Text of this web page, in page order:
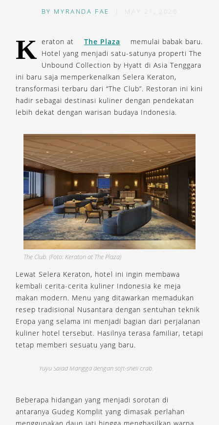
BY MYRANDA FAE MAY 21, 2026
K eraton at The Plaza
memulai babak baru.
Hotel yang menjadi satu-satunya properti The
Unbound Collection by Hyatt di Asia Tenggara
ini baru saja memperkenalkan Selera Keraton,
transformasi terbaru dari “The Club”. Restoran ini kini
hadir sebagai destinasi kuliner dengan pendekatan
lebih dekat dengan warisan budaya Indonesia.
The Club. (Foto: Keraton at The Plaza)
Lewat Selera Keraton, hotel ini ingin membawa
kembali cerita-cerita kuliner Indonesia ke meja
makan modern. Menu yang ditawarkan memadukan
resep tradisional Nusantara dengan sentuhan teknik
Eropa yang selama ini menjadi bagian dari perjalanan
kuliner hotel tersebut. Hasilnya terasa familiar, tetapi
tetap memberi sesuatu yang baru.
Yuyu Salad Mangga dengan soft-shell crab.
Beberapa hidangan yang menjadi sorotan di
antaranya Gudeg Komplit yang dimasak perlahan